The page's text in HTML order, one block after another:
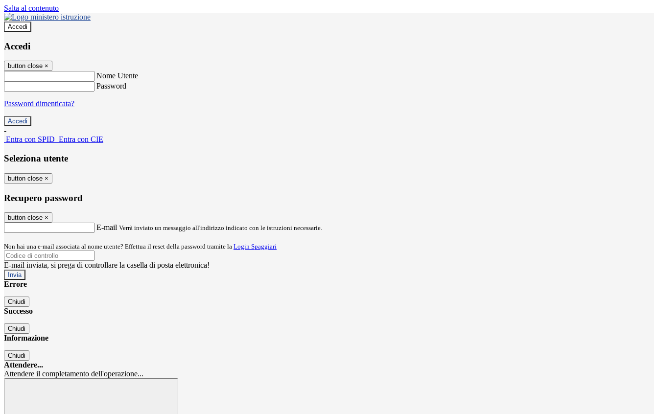
Salta al contenuto
Accedi
Accedi
button close ×
Nome Utente
Password
Password dimenticata?
-
Entra con SPID Entra con CIE
Seleziona utente
button close ×
Recupero password
button close ×
E-mail Verrà inviato un messaggio all'indirizzo indicato con le istruzioni necessarie.
Non hai una e-mail associata al nome utente? Effettua il reset della password tramite la Login Spaggiari
E-mail inviata, si prega di controllare la casella di posta elettronica!
Errore
Chiudi
Successo
Chiudi
Informazione
Chiudi
Attendere...
Attendere il completamento dell'operazione...